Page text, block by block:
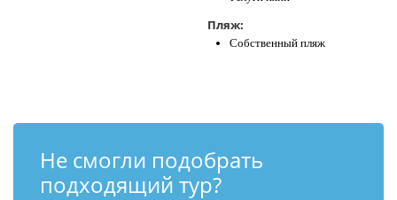
Пляж:
Собственный пляж
Не смогли подобрать
подходящий тур?